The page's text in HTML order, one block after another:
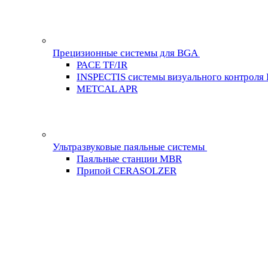
Прецизионные системы для BGA
PACE TF/IR
INSPECTIS системы визуального контроля
METCAL APR
Ультразвуковые паяльные системы
Паяльные станции MBR
Припой CERASOLZER